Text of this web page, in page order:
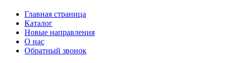
Главная страница
Каталог
Новые направления
О нас
Обратный звонок